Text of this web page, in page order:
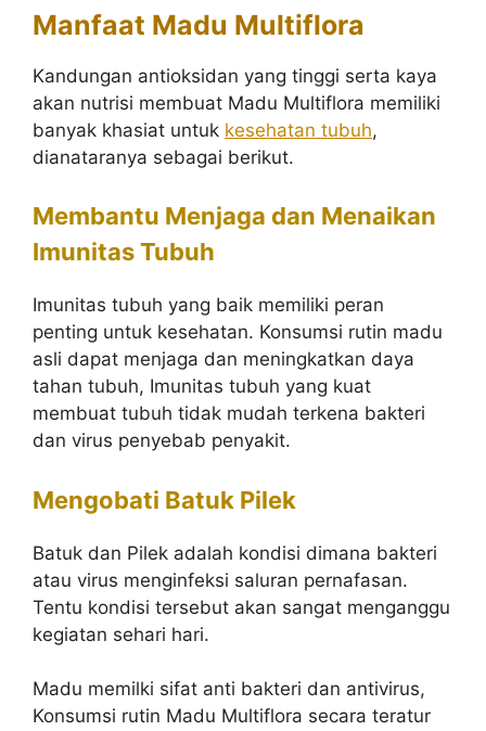
Manfaat Madu Multiflora
Kandungan antioksidan yang tinggi serta kaya
akan nutrisi membuat Madu Multiflora memiliki
banyak khasiat untuk kesehatan tubuh,
dianataranya sebagai berikut.
Membantu Menjaga dan Menaikan
Imunitas Tubuh
Imunitas tubuh yang baik memiliki peran
penting untuk kesehatan. Konsumsi rutin madu
asli dapat menjaga dan meningkatkan daya
tahan tubuh, Imunitas tubuh yang kuat
membuat tubuh tidak mudah terkena bakteri
dan virus penyebab penyakit.
Mengobati Batuk Pilek
Batuk dan Pilek adalah kondisi dimana bakteri
atau virus menginfeksi saluran pernafasan.
Tentu kondisi tersebut akan sangat menganggu
kegiatan sehari hari.
Madu memilki sifat anti bakteri dan antivirus,
Konsumsi rutin Madu Multiflora secara teratur